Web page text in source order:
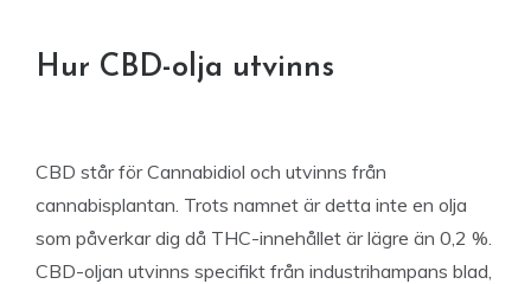
Hur CBD-olja utvinns
CBD står för Cannabidiol och utvinns från
cannabisplantan. Trots namnet är detta inte en olja
som påverkar dig då THC-innehållet är lägre än 0,2 %.
CBD-oljan utvinns specifikt från industrihampans blad,